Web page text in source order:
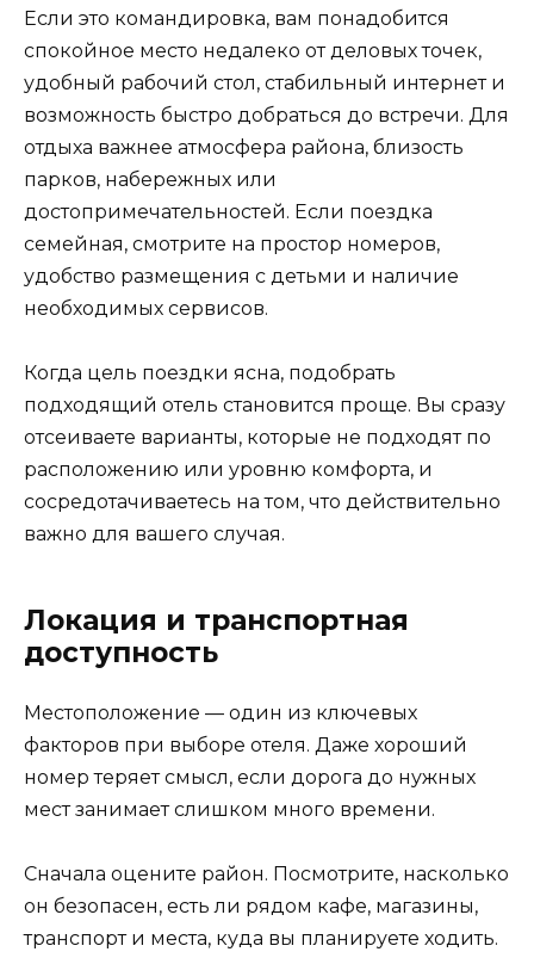
Если это командировка, вам понадобится
спокойное место недалеко от деловых точек,
удобный рабочий стол, стабильный интернет и
возможность быстро добраться до встречи. Для
отдыха важнее атмосфера района, близость
парков, набережных или
достопримечательностей. Если поездка
семейная, смотрите на простор номеров,
удобство размещения с детьми и наличие
необходимых сервисов.
Когда цель поездки ясна, подобрать
подходящий отель становится проще. Вы сразу
отсеиваете варианты, которые не подходят по
расположению или уровню комфорта, и
сосредотачиваетесь на том, что действительно
важно для вашего случая.
Локация и транспортная
доступность
Местоположение — один из ключевых
факторов при выборе отеля. Даже хороший
номер теряет смысл, если дорога до нужных
мест занимает слишком много времени.
Сначала оцените район. Посмотрите, насколько
он безопасен, есть ли рядом кафе, магазины,
транспорт и места, куда вы планируете ходить.